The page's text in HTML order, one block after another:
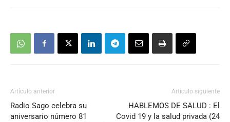
Artículo anterior
Radio Sago celebra su
aniversario número 81
Artículo siguiente
HABLEMOS DE SALUD : El
Covid 19 y la salud privada (24